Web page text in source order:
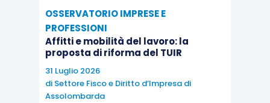
OSSERVATORIO IMPRESE E
PROFESSIONI
Affitti e mobilità del lavoro: la
proposta di riforma del TUIR
31 Luglio 2026
di Settore Fisco e Diritto d’Impresa di
Assolombarda